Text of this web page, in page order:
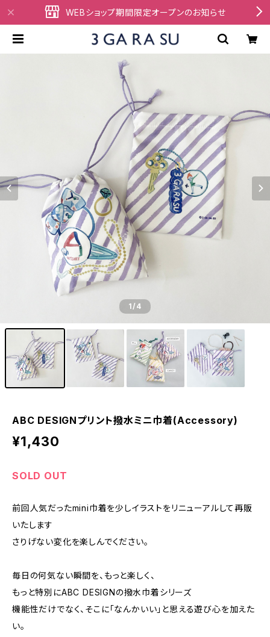
WEBショップ期間限定オープンのお知らせ
1/4
ABC DESIGNプリント撥水ミニ巾着(Accessory)
¥1,430
SOLD OUT
前回人気だったmini巾着を少しイラストをリニューアルして再販
いたします
さりげない変化を楽しんでください。
毎日の何気ない瞬間を、もっと楽しく、
もっと特別にABC DESIGNの撥水巾着シリーズ
機能性だけでなく、そこに「なんかいい」と思える遊び心を加えた
い。